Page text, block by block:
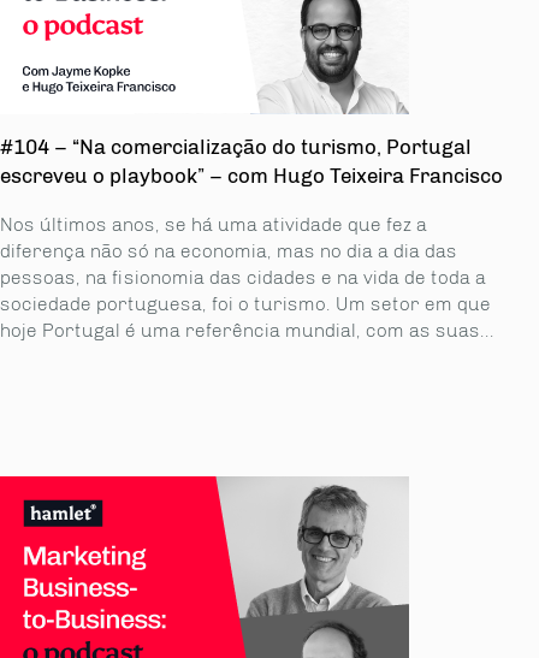
#104 – “Na comercialização do turismo, Portugal
escreveu o playbook” – com Hugo Teixeira Francisco
Nos últimos anos, se há uma atividade que fez a
diferença não só na economia, mas no dia a dia das
pessoas, na fisionomia das cidades e na vida de toda a
sociedade portuguesa, foi o turismo. Um setor em que
hoje Portugal é uma referência mundial, com as suas...